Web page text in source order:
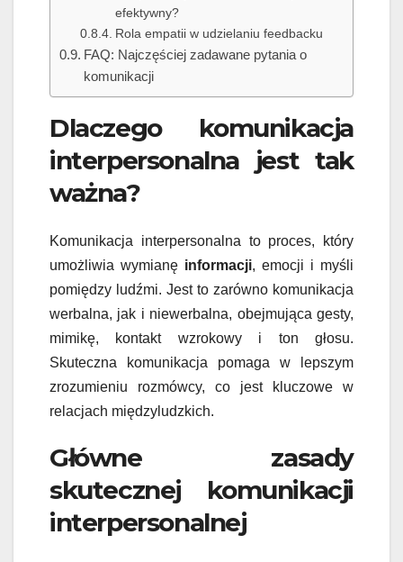
efektywny?
Rola empatii w udzielaniu feedbacku
FAQ: Najczęściej zadawane pytania o
komunikacji
Dlaczego komunikacja
interpersonalna jest tak
ważna?
Komunikacja interpersonalna to proces, który
umożliwia wymianę informacji, emocji i myśli
pomiędzy ludźmi. Jest to zarówno komunikacja
werbalna, jak i niewerbalna, obejmująca gesty,
mimikę, kontakt wzrokowy i ton głosu.
Skuteczna komunikacja pomaga w lepszym
zrozumieniu rozmówcy, co jest kluczowe w
relacjach międzyludzkich.
Główne zasady
skutecznej komunikacji
interpersonalnej